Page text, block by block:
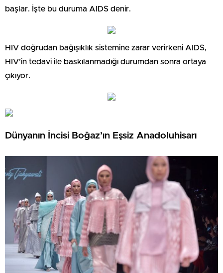
başlar. İşte bu duruma AIDS denir.
HIV doğrudan bağışıklık sistemine zarar verirkeni AIDS,
HIV’in tedavi ile baskılanmadığı durumdan sonra ortaya
çıkıyor.
Dünyanın İncisi Boğaz’ın Eşsiz Anadoluhisarı